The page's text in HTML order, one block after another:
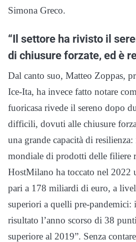
Simona Greco.
“Il settore ha rivisto il
di chiusure forzate, ed è
Dal canto suo, Matteo Zoppas,
Ice-Ita, ha invece fatto notare
fuoricasa rivede il sereno dopo
difficili, dovuti alle chiusure
una grande capacità di
mondiale di prodotti delle filiere
HostMilano ha toccato nel 2022
pari a 178 miliardi di euro, a
superiori a quelli pre-pandemici:
risultato l’anno scorso di 38
superiore al 2019”. Senza